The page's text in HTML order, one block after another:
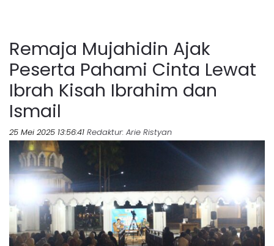
Remaja Mujahidin Ajak
Peserta Pahami Cinta Lewat
Ibrah Kisah Ibrahim dan
Ismail
25 Mei 2025 13:56:41 Redaktur: Arie Ristyan